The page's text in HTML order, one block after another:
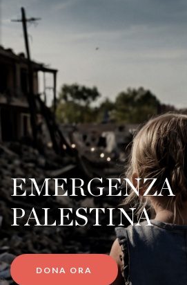
EMERGENZA
PALESTINA
DONA ORA